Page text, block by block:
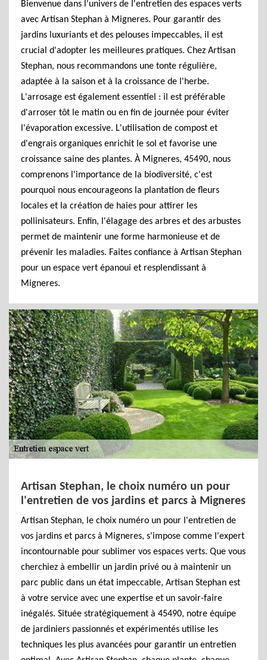
Bienvenue dans l'univers de l'entretien des espaces verts
avec Artisan Stephan à Migneres. Pour garantir des
jardins luxuriants et des pelouses impeccables, il est
crucial d'adopter les meilleures pratiques. Chez Artisan
Stephan, nous recommandons une tonte régulière,
adaptée à la saison et à la croissance de l'herbe.
L'arrosage est également essentiel : il est préférable
d'arroser tôt le matin ou en fin de journée pour éviter
l'évaporation excessive. L'utilisation de compost et
d'engrais organiques enrichit le sol et favorise une
croissance saine des plantes. À Migneres, 45490, nous
comprenons l'importance de la biodiversité, c'est
pourquoi nous encourageons la plantation de fleurs
locales et la création de haies pour attirer les
pollinisateurs. Enfin, l'élagage des arbres et des arbustes
permet de maintenir une forme harmonieuse et de
prévenir les maladies. Faites confiance à Artisan Stephan
pour un espace vert épanoui et resplendissant à
Migneres.
Artisan Stephan, le choix numéro un pour
l'entretien de vos jardins et parcs à Migneres
Artisan Stephan, le choix numéro un pour l'entretien de
vos jardins et parcs à Migneres, s'impose comme l'expert
incontournable pour sublimer vos espaces verts. Que vous
cherchiez à embellir un jardin privé ou à maintenir un
parc public dans un état impeccable, Artisan Stephan est
à votre service avec une expertise et un savoir-faire
inégalés. Située stratégiquement à 45490, notre équipe
de jardiniers passionnés et expérimentés utilise les
techniques les plus avancées pour garantir un entretien